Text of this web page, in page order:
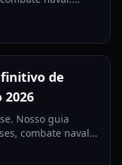
de
Nosso guia
combate naval e